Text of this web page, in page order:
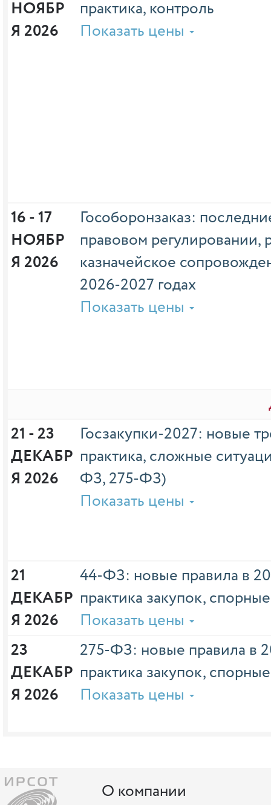
НОЯБР
Я 2026
практика, контроль
Показать цены
16 - 17
НОЯБР
Я 2026
Гособоронзаказ:
правовом регулировании,
казначейское
2026-2027 годах
Показать цены
21 - 23
ДЕКАБР
Я 2026
Госзакупки-2027: новые
практика, сложные
ФЗ, 275-ФЗ)
Показать цены
21
ДЕКАБР
Я 2026
44-ФЗ: новые правила в
практика закупок,
Показать цены
23
ДЕКАБР
Я 2026
275-ФЗ: новые правила в
практика закупок,
Показать цены
О компании